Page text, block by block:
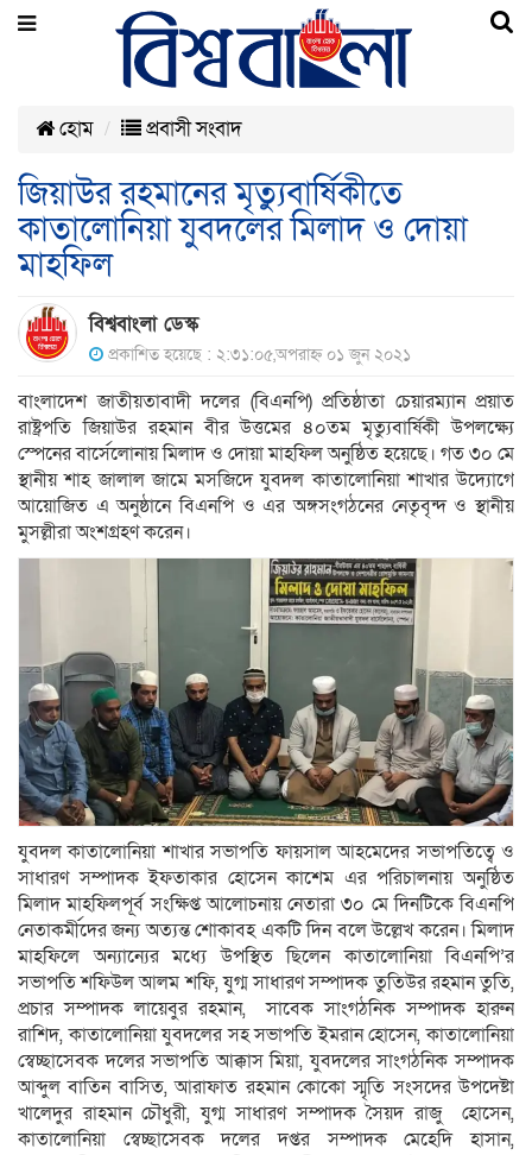
হোম প্রবাসী সংবাদ
জিয়াউর রহমানের মৃত্যুবার্ষিকীতে
কাতালোনিয়া যুবদলের মিলাদ ও দোয়া
মাহফিল
বিশ্ববাংলা ডেস্ক
প্রকাশিত হয়েছে : ২:৩১:০৫,অপরাহ্ন ০১ জুন ২০২১
বাংলাদেশ জাতীয়তাবাদী দলের (বিএনপি) প্রতিষ্ঠাতা চেয়ারম্যান প্রয়াত
রাষ্ট্রপতি জিয়াউর রহমান বীর উত্তমের ৪০তম মৃত্যুবার্ষিকী উপলক্ষ্যে
স্পেনের বার্সেলোনায় মিলাদ ও দোয়া মাহফিল অনুষ্ঠিত হয়েছে। গত ৩০ মে
স্থানীয় শাহ জালাল জামে মসজিদে যুবদল কাতালোনিয়া শাখার উদ্যোগে
আয়োজিত এ অনুষ্ঠানে বিএনপি ও এর অঙ্গসংগঠনের নেতৃবৃন্দ ও স্থানীয়
মুসল্লীরা অংশগ্রহণ করেন।
যুবদল কাতালোনিয়া শাখার সভাপতি ফায়সাল আহমেদের সভাপতিত্বে ও
সাধারণ সম্পাদক ইফতাকার হোসেন কাশেম এর পরিচালনায় অনুষ্ঠিত
মিলাদ মাহফিলপূর্ব সংক্ষিপ্ত আলোচনায় নেতারা ৩০ মে দিনটিকে বিএনপি
নেতাকর্মীদের জন্য অত্যন্ত শোকাবহ একটি দিন বলে উল্লেখ করেন। মিলাদ
মাহফিলে অন্যান্যের মধ্যে উপস্থিত ছিলেন কাতালোনিয়া বিএনপি’র
সভাপতি শফিউল আলম শফি, যুগ্ম সাধারণ সম্পাদক তুতিউর রহমান তুতি,
প্রচার সম্পাদক লায়েবুর রহমান, সাবেক সাংগঠনিক সম্পাদক হারুন
রাশিদ, কাতালোনিয়া যুবদলের সহ সভাপতি ইমরান হোসেন, কাতালোনিয়া
স্বেচ্ছাসেবক দলের সভাপতি আক্কাস মিয়া, যুবদলের সাংগঠনিক সম্পাদক
আব্দুল বাতিন বাসিত, আরাফাত রহমান কোকো স্মৃতি সংসদের উপদেষ্টা
খালেদুর রাহমান চৌধুরী, যুগ্ম সাধারণ সম্পাদক সৈয়দ রাজু হোসেন,
কাতালোনিয়া স্বেচ্ছাসেবক দলের দপ্তর সম্পাদক মেহেদি হাসান,